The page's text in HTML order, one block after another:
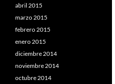
abril 2015
marzo 2015
febrero 2015
enero 2015
diciembre 2014
noviembre 2014
octubre 2014